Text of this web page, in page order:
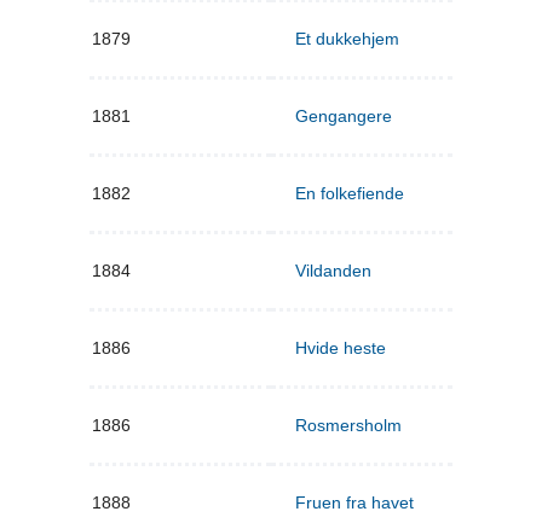
1879 Et dukkehjem
1881 Gengangere
1882 En folkefiende
1884 Vildanden
1886 Hvide heste
1886 Rosmersholm
1888 Fruen fra havet